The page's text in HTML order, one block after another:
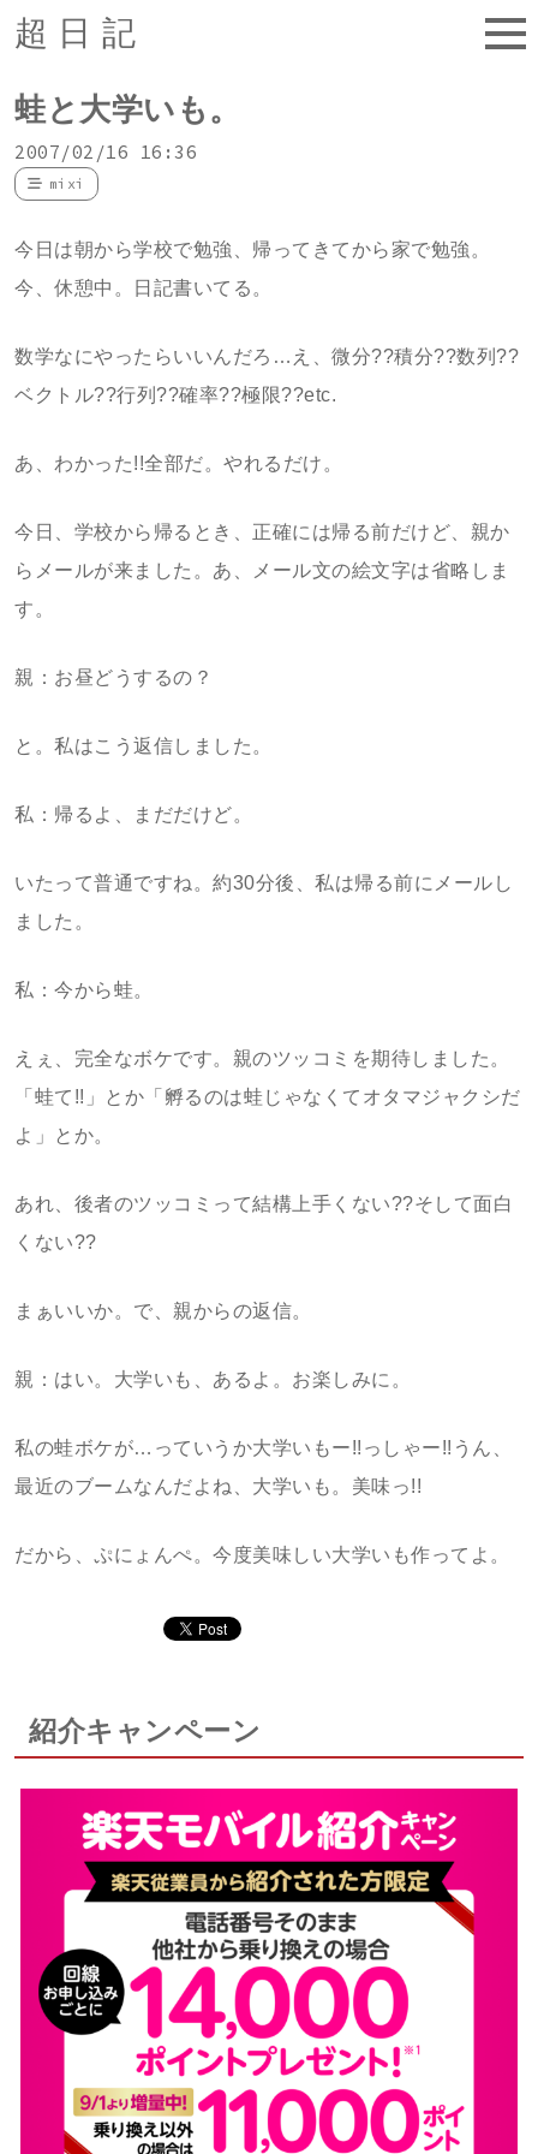
超日記
蛙と大学いも。
2007/02/16 16:36
mixi
今日は朝から学校で勉強、帰ってきてから家で勉強。
今、休憩中。日記書いてる。
数学なにやったらいいんだろ…え、微分??積分??数列??
ベクトル??行列??確率??極限??etc.
あ、わかった!!全部だ。やれるだけ。
今日、学校から帰るとき、正確には帰る前だけど、親か
らメールが来ました。あ、メール文の絵文字は省略しま
す。
親：お昼どうするの？
と。私はこう返信しました。
私：帰るよ、まだだけど。
いたって普通ですね。約30分後、私は帰る前にメールし
ました。
私：今から蛙。
えぇ、完全なボケです。親のツッコミを期待しました。
「蛙て!!」とか「孵るのは蛙じゃなくてオタマジャクシだ
よ」とか。
あれ、後者のツッコミって結構上手くない??そして面白
くない??
まぁいいか。で、親からの返信。
親：はい。大学いも、あるよ。お楽しみに。
私の蛙ボケが…っていうか大学いもー!!っしゃー!!うん、
最近のブームなんだよね、大学いも。美味っ!!
だから、ぷにょんぺ。今度美味しい大学いも作ってよ。
紹介キャンペーン